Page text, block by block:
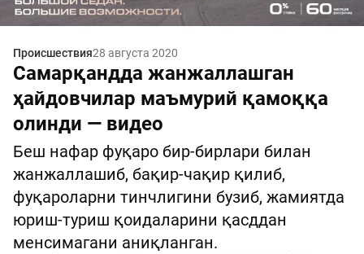
Происшествия28 августа 2020
Самарқандда жанжаллашган
ҳайдовчилар маъмурий қамоққа
олинди — видео
Беш нафар фуқаро бир-бирлари билан
жанжаллашиб, бақир-чақир қилиб,
фуқароларни тинчлигини бузиб, жамиятда
юриш-туриш қоидаларини қасддан
менсимагани аниқланган.